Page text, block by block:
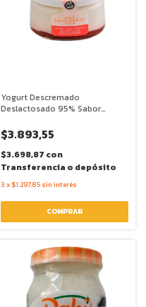
Yogurt Descremado
Deslactosado 95% Sabor
$3.893,55
$3.698,87 con
Transferencia o depósito
3 x $1.297,85 sin interés